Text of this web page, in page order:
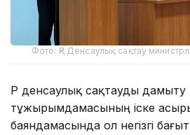
Фото: ҚР Денсаулық сақтау
ҚР денсаулық сақтауды дамыту
тұжырымдамасының іске
баяндамасында ол негізгі